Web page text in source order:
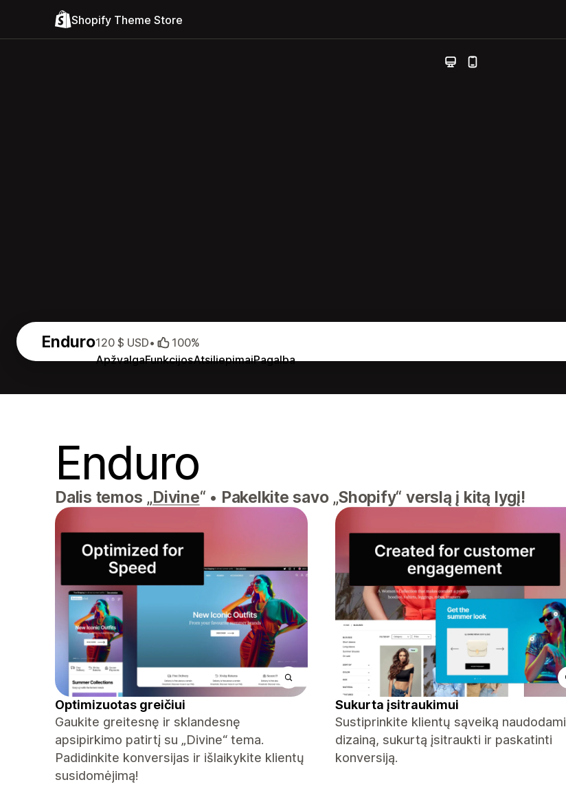
Shopify Theme Store
Enduro
ApžvalgaFunkcijosAtsiliepimaiPagalba
120 $ USD• 100%
Enduro
Dalis temos „Divine“ • Pakelkite savo „Shopify“ verslą į kitą lygį!
Optimizuotas greičiui
Gaukite greitesnę ir sklandesnę
apsipirkimo patirtį su „Divine“ tema.
Padidinkite konversijas ir išlaikykite klientų
susidomėjimą!
Sukurta įsitraukimui
Sustiprinkite klientų sąveiką naudodami
dizainą, sukurtą įsitraukti ir paskatinti
konversiją.